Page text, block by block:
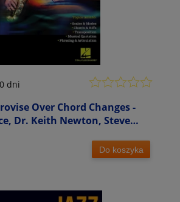
Over Chord Changes -
Dr. Keith Newton, Steve
dni
Do koszyka